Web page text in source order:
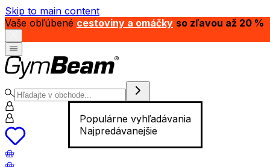
Skip to main content
Vaše obľúbené cestoviny a omáčky so zľavou až 20 %
Populárne vyhľadávania
Najpredávanejšie